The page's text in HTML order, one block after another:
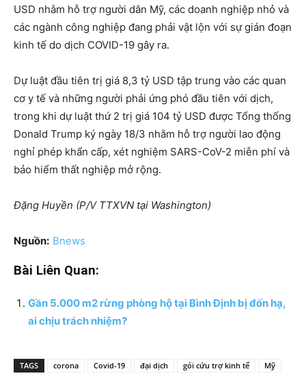
USD nhằm hỗ trợ người dân Mỹ, các doanh nghiệp nhỏ và
các ngành công nghiệp đang phải vật lộn với sự gián đoạn
kinh tế do dịch COVID-19 gây ra.
Dự luật đầu tiên trị giá 8,3 tỷ USD tập trung vào các quan
cơ y tế và những người phải ứng phó đầu tiên với dịch,
trong khi dự luật thứ 2 trị giá 104 tỷ USD được Tổng thống
Donald Trump ký ngày 18/3 nhằm hỗ trợ người lao động
nghỉ phép khẩn cấp, xét nghiệm SARS-CoV-2 miễn phí và
bảo hiểm thất nghiệp mở rộng.
Đặng Huyền (P/V TTXVN tại Washington)
Nguồn: Bnews
Bài Liên Quan:
Gần 5.000 m2 rừng phòng hộ tại Bình Định bị đốn hạ,
ai chịu trách nhiệm?
TAGS corona Covid-19 đại dịch gói cứu trợ kinh tế Mỹ